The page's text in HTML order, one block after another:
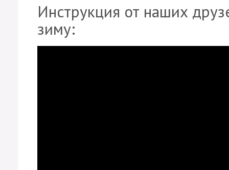
Инструкция от наших
зиму: